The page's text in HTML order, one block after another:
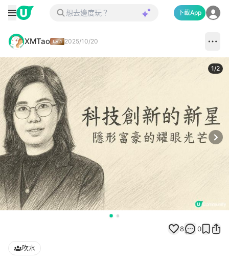
下載App
XMTao 2025/10/20
1/2
8 0
吹水